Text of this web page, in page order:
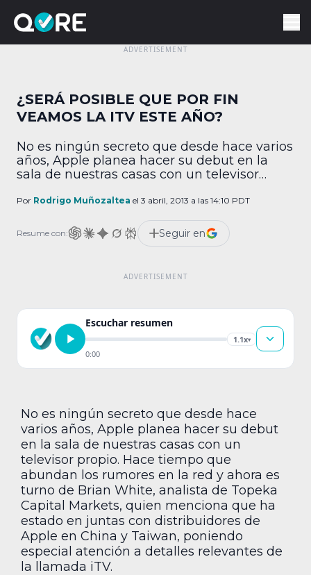
¿SERÁ POSIBLE QUE POR FIN
VEAMOS LA ITV ESTE AÑO?
No es ningún secreto que desde hace varios
años, Apple planea hacer su debut en la
sala de nuestras casas con un televisor
rumores en la red y ahora es turno de Brian
quien menciona que ha estado en juntas
con distribuidores de […]
Por Rodrigo Muñozaltea el 3 abril, 2013 a las 14:10 PDT
Resume con: Seguir en
Escuchar resumen
1.1x▾
0:00
No es ningún secreto que desde hace
varios años, Apple planea hacer su debut
en la sala de nuestras casas con un
televisor propio. Hace tiempo que
abundan los rumores en la red y ahora es
turno de Brian White, analista de Topeka
Capital Markets, quien menciona que ha
estado en juntas con distribuidores de
Apple en China y Taiwan, poniendo
especial atención a detalles relevantes de
la llamada iTV.